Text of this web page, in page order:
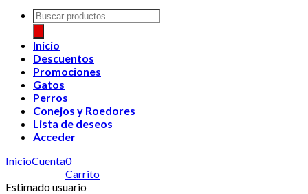
Búsqueda
de
productos
Inicio
Descuentos
Promociones
Gatos
Perros
Conejos y Roedores
Lista de deseos
Acceder
InicioCuenta0
Carrito
Estimado usuario